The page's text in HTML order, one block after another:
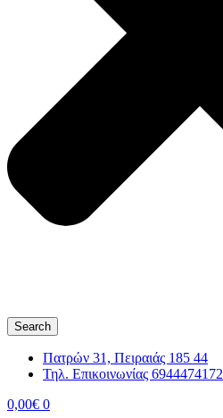
Search
Πατρών 31, Πειραιάς 185 44
Τηλ. Επικοινωνίας 6944474172
0,00€ 0